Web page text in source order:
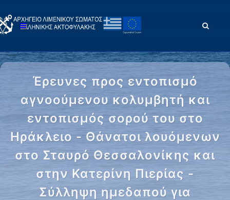
Έρευνες προς εντοπισμό
αγνοούμενου κολυμβητή και
εντοπισμός σορού του στο
Ηράκλειο - Θάνατοι λουόμενων
στο Σταυρό Θεσσαλονίκης και
στην Κατερίνη Πιερίας -
Σύλληψη ημεδαπού για